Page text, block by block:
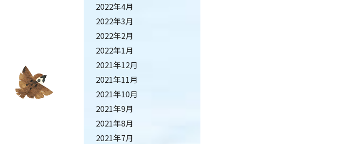
2022年4月
2022年3月
2022年2月
2022年1月
2021年12月
2021年11月
2021年10月
2021年9月
2021年8月
2021年7月